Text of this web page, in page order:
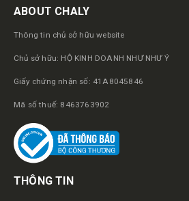
ABOUT CHALY
Thông tin chủ sở hữu website
Chủ sở hữu: HỘ KINH DOANH NHƯ NHƯ Ý
Giấy chứng nhận số: 41A8045846
Mã số thuế: 8463763902
THÔNG TIN